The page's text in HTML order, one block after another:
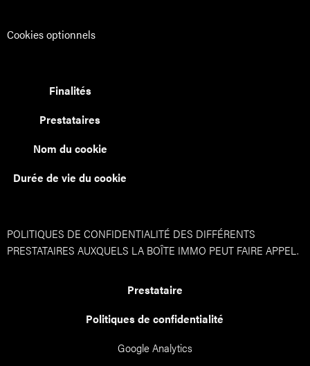
Cookies optionnels
Finalités
Prestataires
Nom du cookie
Durée de vie du cookie
POLITIQUES DE CONFIDENTIALITÉ DES DIFFÉRENTS
PRESTATAIRES AUXQUELS LA BOÎTE IMMO PEUT FAIRE APPEL.
Prestataire
Politiques de confidentialité
Google Analytics